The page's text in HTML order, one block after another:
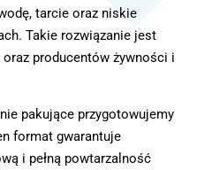
tarcie oraz niskie
Takie rozwiązanie jest
producentów żywności i
pakujące przygotowujemy
format gwarantuje
i pełną powtarzalność